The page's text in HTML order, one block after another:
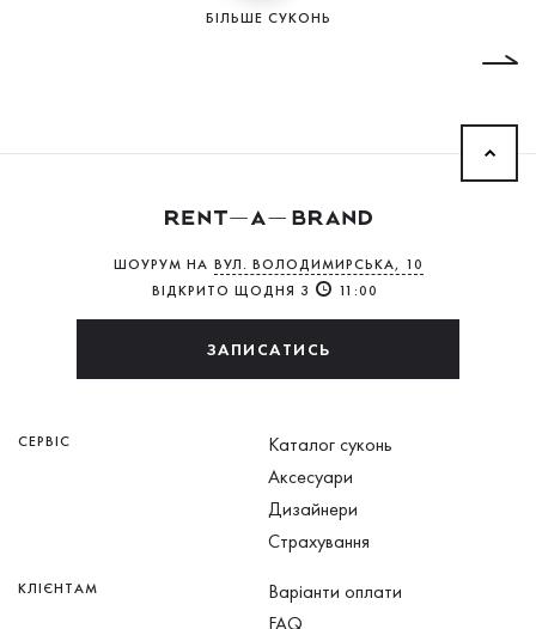
БІЛЬШЕ СУКОНЬ
ШОУРУМ НА ВУЛ. ВОЛОДИМИРСЬКА, 10
ВІДКРИТО ЩОДНЯ З
11:00
ЗАПИСАТИСЬ
СЕРВІС
Каталог суконь
Аксесуари
Дизайнери
Страхування
КЛІЄНТАМ
Варіанти оплати